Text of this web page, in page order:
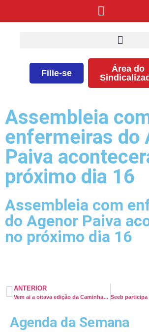
Filie-se
Área do
Assembleia
enfermeiras do
Paiva
próximo dia 16
Assembleia com
do Agenor Paiva
no próximo dia 16
ANTERIOR
Vem ai a oitava edição da Caminhada da Primavera SEEB!
Agenda da Semana